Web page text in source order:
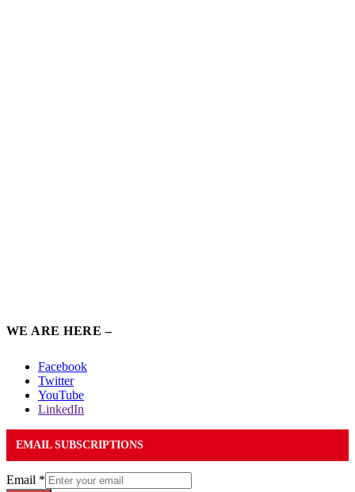
WE ARE HERE –
Facebook
Twitter
YouTube
LinkedIn
EMAIL SUBSCRIPTIONS
Email *